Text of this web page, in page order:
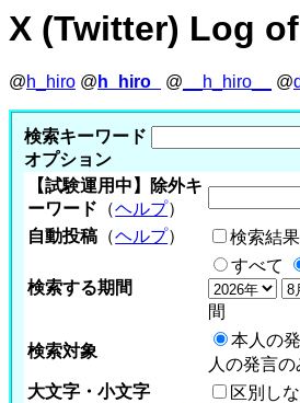
X (Twitter) Log
@h_hiro @ h_hiro_ @ __h_hiro__ @
検索キーワード
オプション
【試験運用中】除外キ
ーワード （ヘルプ）
自動投稿 （ヘルプ） 検索結
検索する期間
すべて
間
検索対象
本人の
人の発言の
大文字・小文字
区別し